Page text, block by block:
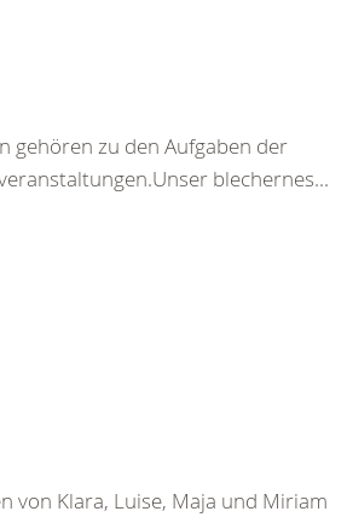
gehören zu den Aufgaben der
blechernes...
von Klara, Luise, Maja und Miriam